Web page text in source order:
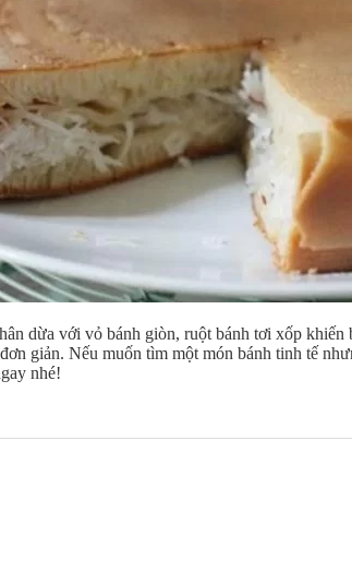
dừa với vỏ bánh giòn, ruột bánh tơi xốp khiến
giản. Nếu muốn tìm một món bánh tinh tế
nhé!